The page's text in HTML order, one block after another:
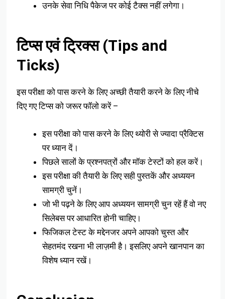
उनके सेवा निधि पैकेज पर कोई टैक्स नहीं लगेगा।
टिप्स एवं ट्रिक्स (Tips and
Ticks)
इस परीक्षा को पास करने के लिए अच्छी तैयारी करने के लिए नीचे
दिए गए टिप्स को जरूर फॉलो करें –
इस परीक्षा को पास करने के लिए थ्योरी से ज्यादा प्रैक्टिस
पर ध्यान दें।
पिछले सालों के प्रश्नपत्रों और मॉक टेस्टों को हल करें।
इस परीक्षा की तैयारी के लिए सही पुस्तकें और अध्ययन
सामग्री चुनें।
जो भी पढ़ने के लिए आप अध्ययन सामग्री चुन रहें हैं वो नए
सिलेबस पर आधारित होनी चाहिए।
फिजिकल टेस्ट के मद्देनजर अपने आपको चुस्त और
सेहतमंद रखना भी लाज़मी है। इसलिए अपने खानपान का
विशेष ध्यान रखें।